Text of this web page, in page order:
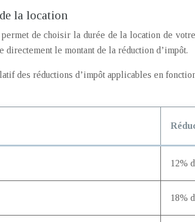
la location
de choisir la durée de la location de
directement le montant de la réduction d’impôt.
des réductions d’impôt applicables en
12%
18%